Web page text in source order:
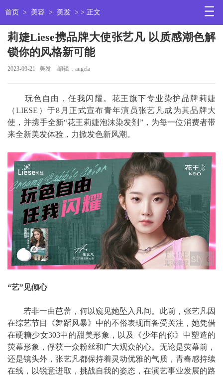
首页 > 美容 > 美发 > > 正文
莉婕Liese携品牌大使张艺凡 以质感潮色解
锁你的风格新可能
2023-09-21 美发 编辑：angela
玩色自由，任我闪耀。花王旗下专业染护品牌莉婕
（LIESE）于8月正式宣布青年演员张艺凡成为其品牌大
使，并携手全新“花王莉婕泡沫染发剂”，为每一位消费者带
来全新美发体验，力掀发色新风潮。
“艺”见倾心
若非一曲芭蕾，何以窥见她坠入凡间。此前，张艺凡因
在综艺节目《舞蹈风暴》中的不俗表现而备受关注，她凭借
在硬糖少女303中的甜美形象，以及《少年的你》中塑造的
荧幕形象，俘获一众粉丝和广大观众的心。无论是荧幕前，
还是镜头外，张艺凡都保持着灵动优雅的气质，青春感持续
在线，以锐意进取，挑战自我的姿态，在演艺事业发展的路